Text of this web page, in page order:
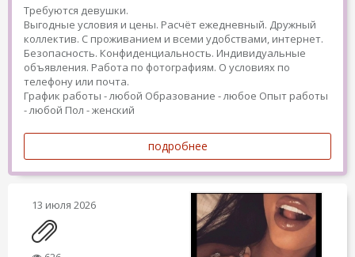
Требуются девушки.
Выгодные условия и цены. Расчёт ежедневный. Дружный
коллектив. С проживанием и всеми удобствами, интернет.
Безопасность. Конфиденциальность. Индивидуальные
объявления. Работа по фотографиям. О условиях по
телефону или почта.
График работы - любой Образование - любое Опыт работы
- любой Пол - женский
подробнее
13 июля 2026